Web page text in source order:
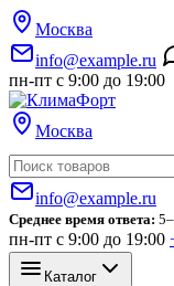
Москва
info@example.ru
пн-пт с 9:00 до 19:00
Москва
info@example.ru
Среднее время ответа:
пн-пт с 9:00 до 19:00
Каталог